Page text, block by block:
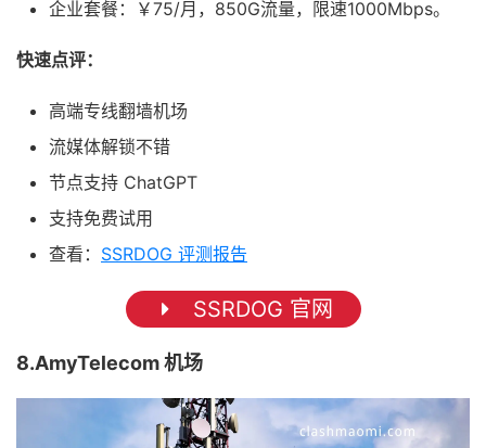
企业套餐：￥75/月，850G流量，限速1000Mbps。
快速点评：
高端专线翻墙机场
流媒体解锁不错
节点支持 ChatGPT
支持免费试用
查看： SSRDOG 评测报告
SSRDOG 官网
8.AmyTelecom 机场